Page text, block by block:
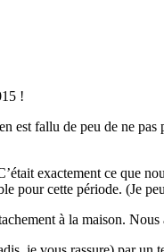
!
est fallu de peu de ne
exactement ce que
pour cette période. (Je
à la maison.